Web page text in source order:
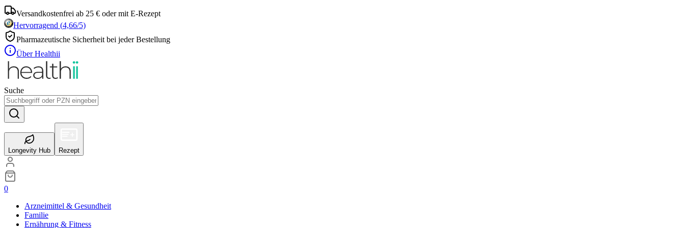
Versandkostenfrei ab 25 € oder mit E-Rezept
Hervorragend (4,66/5)
Pharmazeutische Sicherheit bei jeder Bestellung
Über Healthii
Suche
Longevity Hub Rezept
0
Arzneimittel & Gesundheit
Familie
Ernährung & Fitness